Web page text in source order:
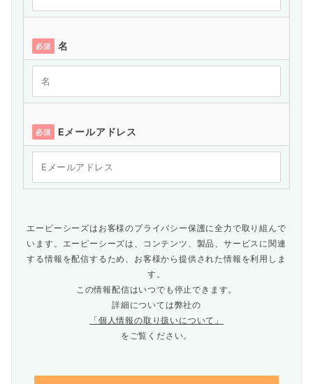
必須 名
必須 Eメールアドレス
エーピーシーズはお客様のプライバシー保護に全力で取り組んで
います。エーピーシーズは、コンテンツ、製品、サービスに関連
する情報を配信するため、お客様から提供された情報を利用しま
す。
この情報配信はいつでも停止できます。
詳細については弊社の
「個人情報の取り扱いについて」
をご覧ください。